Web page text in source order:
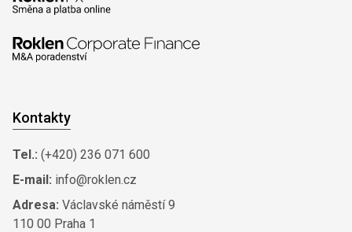
Kontakty
Tel.: (+420) 236 071 600
E-mail: info@roklen.cz
Adresa: Václavské náměstí 9
110 00 Praha 1